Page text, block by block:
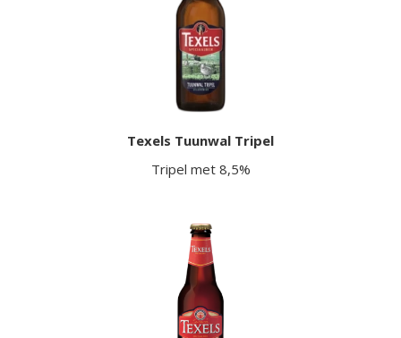
Texels Tuunwal Tripel
Tripel met 8,5%